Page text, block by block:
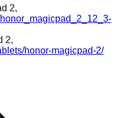
2,
2,
honor-magicpad-2/